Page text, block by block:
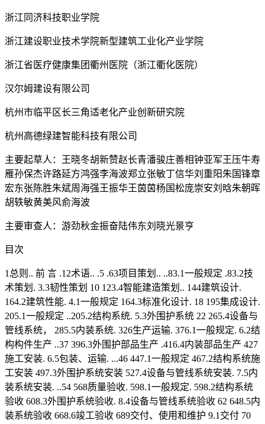
浙江同济科技职业学院
浙江建设职业技术学院新型建筑工业化产业学院
浙江省医疗健康集团衢州医院（浙江衢化医院）
汉尔姆建设有限公司
杭州市临平区长三角适老化产业创新研究院
杭州高德绿建智能科技有限公司
主要起草人：王晓冬胡新赞赵长青潘骏庄善相钟亚军王压牛寿
雁孙保杰许路延方鸿强李海波郑立张敏丁信华刘重阳朱国锋章
宏东张陈胜朱斌周海强王振华王茵茵杨国松庞崇安刘晗朱朝晖
胡轶敏黄美风俞海波
主要审查人：游劲秋金振奋陆伟东刘晓光景亨
目次
1总则.. 前 言 .12术语.. .5 .63项目策划.. ..83.1一般规定 .83.2技
术策划. 3.3韧性策划 10 123.4智能建造策划.. 144建筑设计.
164.2建筑性能. 4.1一般规定 164.3标准化设计. 18 195集成设计.
205.1一般规定 ..205.2结构系统. 5.3外围护系统 22 265.4设备与
管线系统， 285.5内装系统. 326生产运输. 376.1一般规定. 6.2结
构构件生产 ..37 396.3外围护部品生产 .416.4内装部品生产 427
施工安装. 6.5包装、运输. ...46 447.1一般规定 467.2结构系统施
工安装 497.3外围护系统安装 527.4设备与管线系统安装. 7.5内
装系统安装. ..54 568质量验收. 598.1一般规定. 598.2结构系统
验收 608.3外围护系统验收. 8.4设备与管线系统验收 62 648.5内
装系统验收 668.6竣工验收 689交付、使用和维护 9.1交付 70